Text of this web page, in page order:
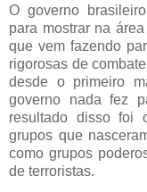
O governo
para mostrar na
que vem fazendo
rigorosas de
desde o primeiro
governo nada fez
resultado disso foi
grupos que
como grupos
de terroristas.